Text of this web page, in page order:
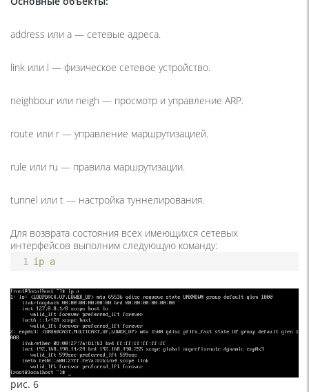
address или a — сетевые адреса.
link или l — физическое сетевое устройство.
neighbour или neigh — просмотр и управление ARP.
route или r — управление маршрутизацией.
rule или ru — правила маршрутизации.
tunnel или t — настройка туннелирования.
Для возврата состояния всех имеющихся сетевых
интерфейсов выполним следующую команду:
1 ip a
рис. 6